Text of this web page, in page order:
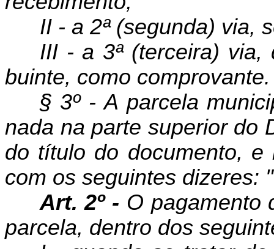
II - a 2ª (segunda) via,
III - a 3ª (terceira)
buinte, como comprovante.
§ 3º - A parcela
nada na parte superior do
do título do do­cumento,
com os seguintes dizeres:
Art. 2º - O pagamento
parcela, dentro dos